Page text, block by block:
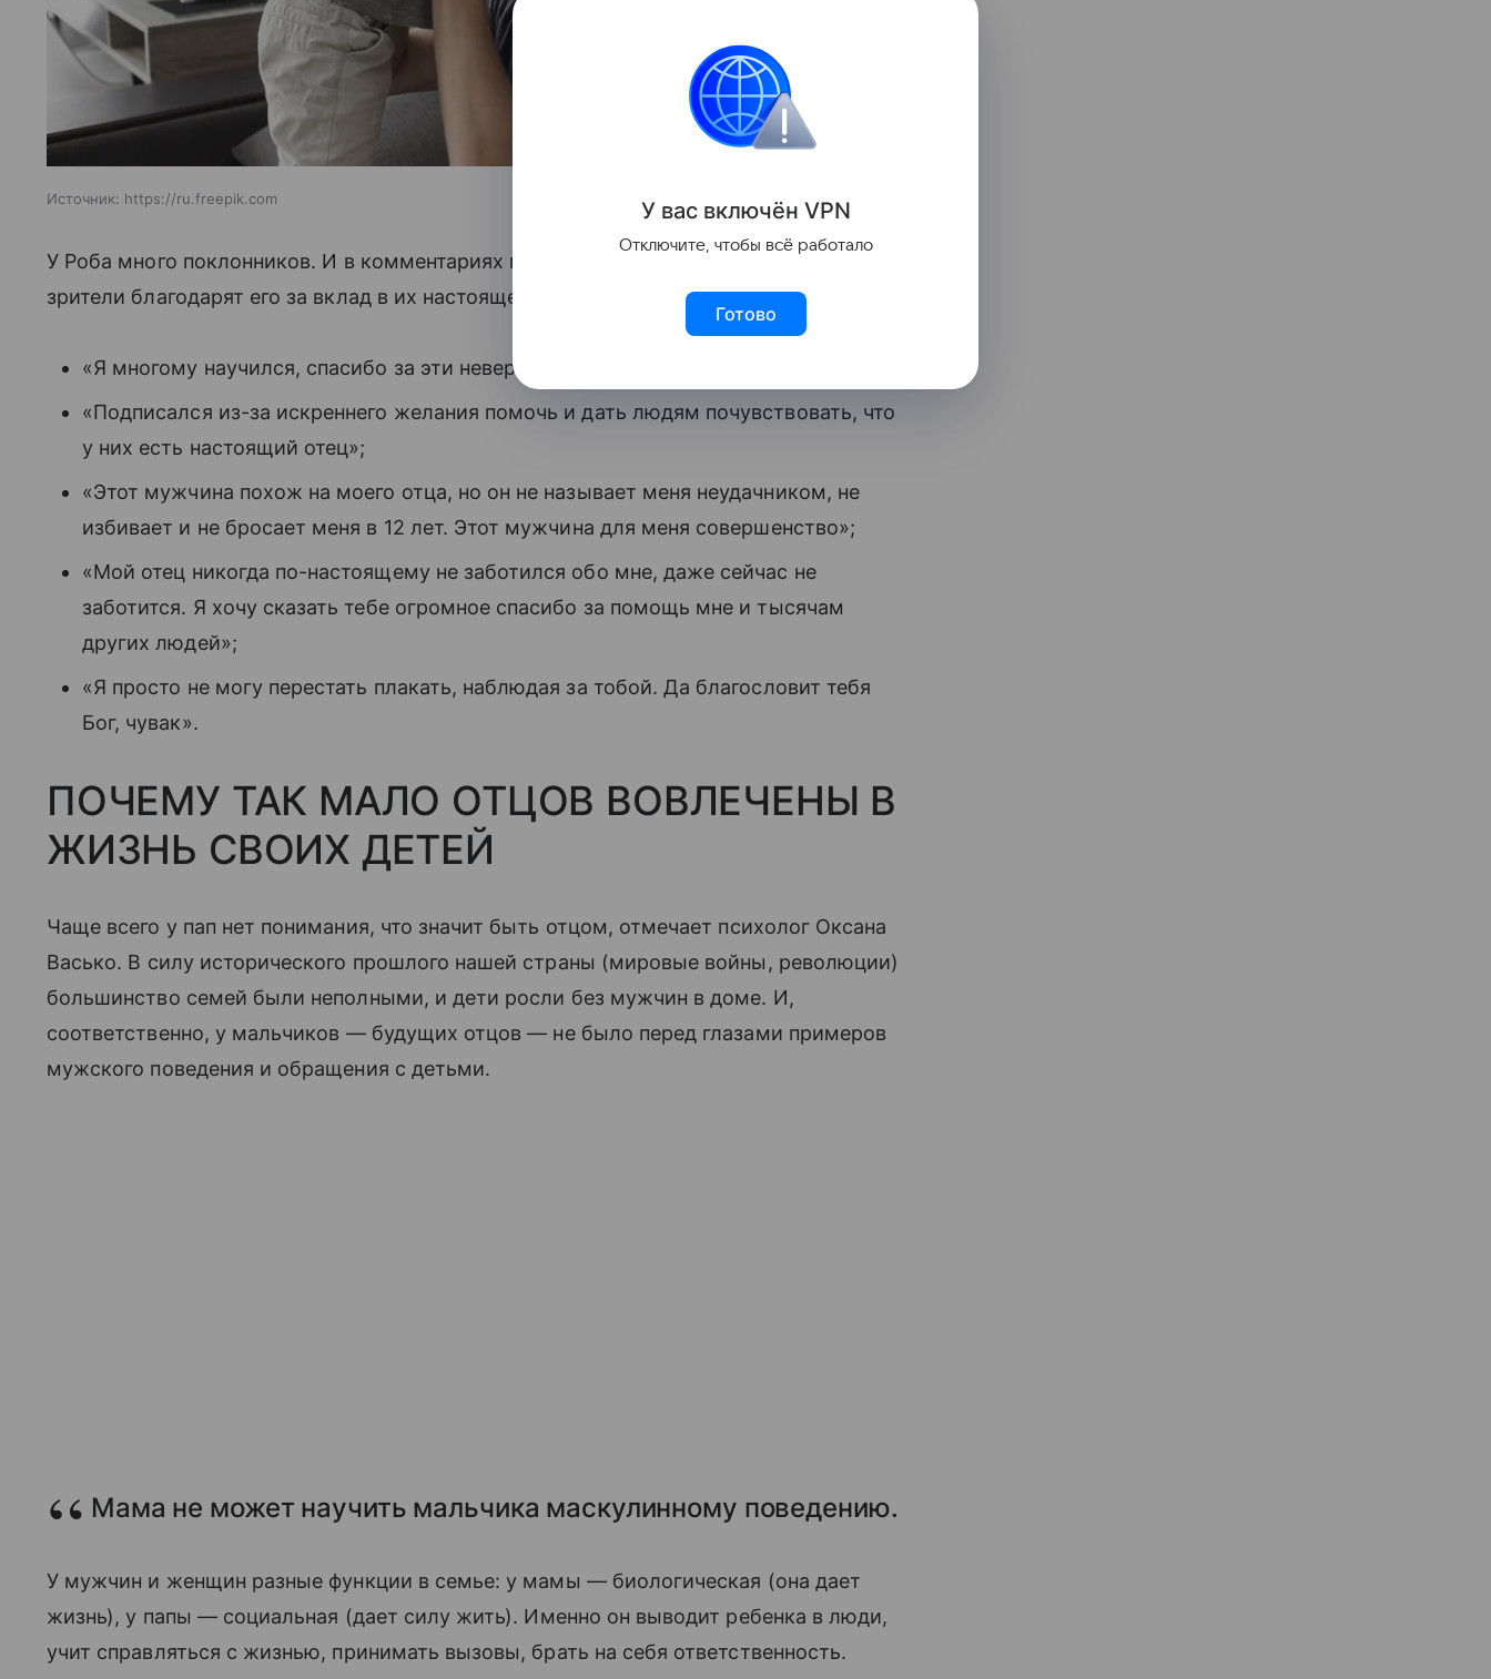
Источник: https://ru.freepik.com
У Роба много поклонников. И в комментариях под каждым видео
зрители благодарят его за вклад в их настоящее и будущее:
«Я многому научился, спасибо за эти невероятные видео!»
«Подписался из-за искреннего желания помочь и дать людям почувствовать, что
у них есть настоящий отец»;
«Этот мужчина похож на моего отца, но он не называет меня неудачником, не
избивает и не бросает меня в 12 лет. Этот мужчина для меня совершенство»;
«Мой отец никогда по-настоящему не заботился обо мне, даже сейчас не
заботится. Я хочу сказать тебе огромное спасибо за помощь мне и тысячам
других людей»;
«Я просто не могу перестать плакать, наблюдая за тобой. Да благословит тебя
Бог, чувак».
ПОЧЕМУ ТАК МАЛО ОТЦОВ ВОВЛЕЧЕНЫ В
ЖИЗНЬ СВОИХ ДЕТЕЙ
Чаще всего у пап нет понимания, что значит быть отцом, отмечает психолог Оксана
Васько. В силу исторического прошлого нашей страны (мировые войны, революции)
большинство семей были неполными, и дети росли без мужчин в доме. И,
соответственно, у мальчиков — будущих отцов — не было перед глазами примеров
мужского поведения и обращения с детьми.
Мама не может научить мальчика маскулинному поведению.
У мужчин и женщин разные функции в семье: у мамы — биологическая (она дает
жизнь), у папы — социальная (дает силу жить). Именно он выводит ребенка в люди,
учит справляться с жизнью, принимать вызовы, брать на себя ответственность.
У вас включён VPN
Отключите, чтобы всё работало
Готово